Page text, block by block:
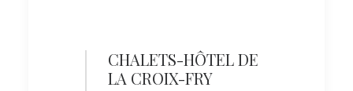
CHALETS-HÔTEL DE
LA CROIX-FRY